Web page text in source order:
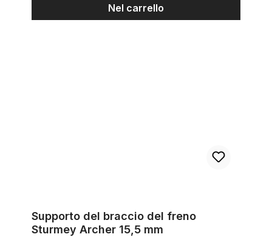
Nel carrello
Supporto del braccio del freno
Sturmey Archer 15,5 mm